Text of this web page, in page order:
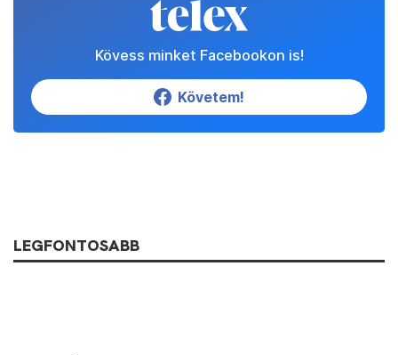
Kövess minket Facebookon is!
Követem!
LEGFONTOSABB